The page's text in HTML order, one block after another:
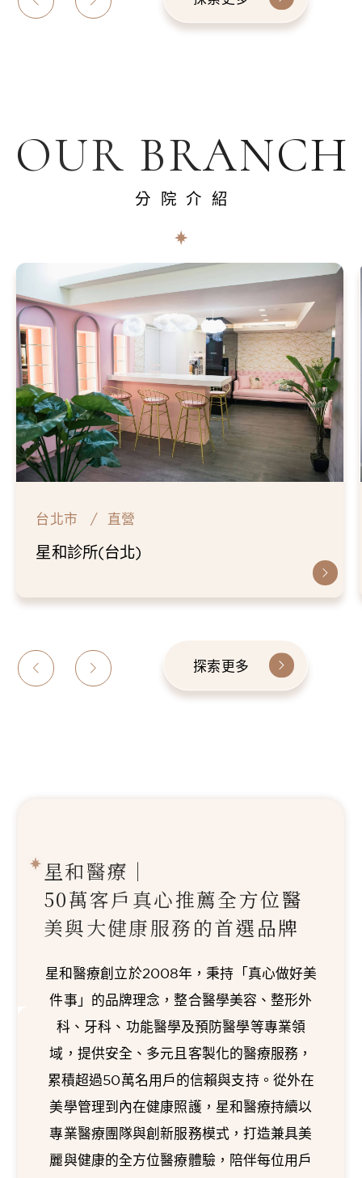
OUR BRANCH
分院介紹
台北市 直營
星和診所(台北)
探索更多
星和醫療｜
50萬客戶真心推薦全方位醫
美與大健康服務的首選品牌
星和醫療創立於2008年，秉持「真心做好美
件事」的品牌理念，整合醫學美容、整形外
科、牙科、功能醫學及預防醫學等專業領
域，提供安全、多元且客製化的醫療服務，
累積超過50萬名用戶的信賴與支持。從外在
美學管理到內在健康照護，星和醫療持續以
專業醫療團隊與創新服務模式，打造兼具美
麗與健康的全方位醫療體驗，陪伴每位用戶